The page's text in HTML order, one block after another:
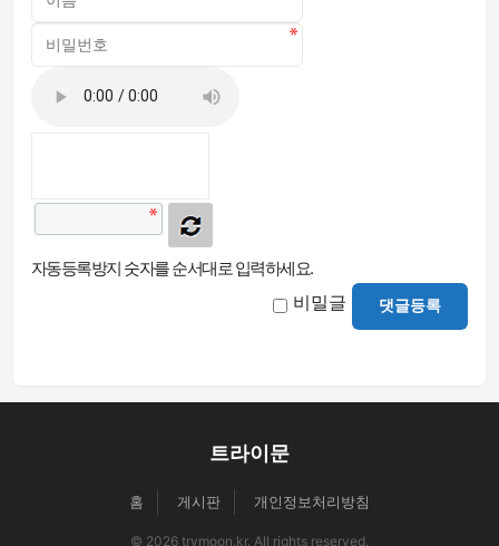
자동등록방지 숫자를 순서대로 입력하세요.
비밀글 댓글등록
트라이문
홈 게시판 개인정보처리방침
© 2026 trymoon.kr. All rights reserved.